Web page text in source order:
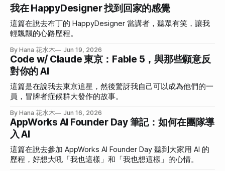
我在 HappyDesigner 找到回家的感覺
這篇在說去布丁的 HappyDesigner 當講者，聽眾有笑，讓我
輕飄飄的心路歷程。
By Hana 花水木 Jun 19, 2026
Code w/ Claude 東京：Fable 5，與那些願意反
對你的 AI
這篇是在說我去東京追星，然後驚訝我自己可以成為他們的一
員，冒牌者症候群大發作的故事。
By Hana 花水木 Jun 16, 2026
AppWorks AI Founder Day 筆記：如何在團隊導
入 AI
這篇在說去參加 AppWorks AI Founder Day 聽到大家用 AI 的
歷程，好想大吼「我也這樣」和「我也想這樣」的心情。